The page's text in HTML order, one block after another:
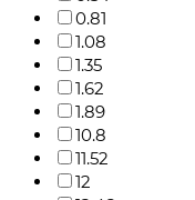
0.81
1.08
1.35
1.62
1.89
10.8
11.52
12